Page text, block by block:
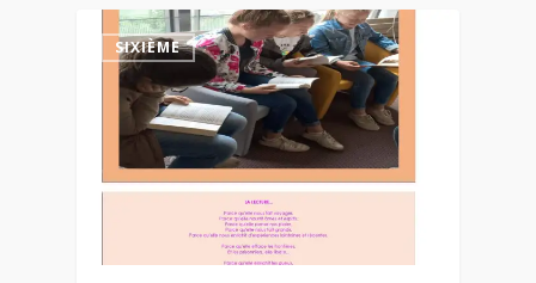
SIXIÈME 3